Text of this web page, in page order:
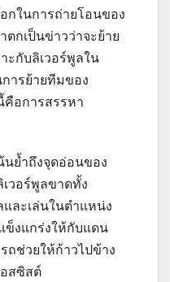
กในการถ่ายโอนของ
ตกเป็นข่าวว่าจะย้าย
ะกับลิเวอร์พูลใน
ารย้ายทีมของ
คือการสรรหา
ย้ำถึงจุดอ่อนของ
วอร์พูลขาดทั้ง
ละเล่นในตำแหน่ง
ข็งแกร่งให้กับแดน
ถช่วยให้ก้าวไปข้าง
สซิสต์